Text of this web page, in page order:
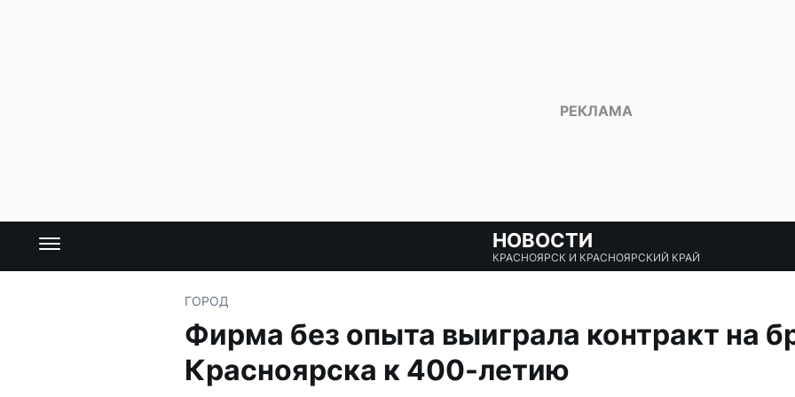
НОВОСТИ
КРАСНОЯРСК И КРАСНОЯРСКИЙ КРАЙ
ГОРОД
Фирма без опыта выиграла контракт на
Красноярска к 400-летию